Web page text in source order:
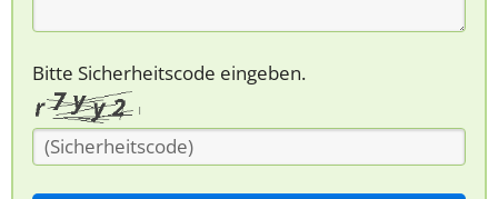
Bitte Sicherheitscode eingeben.